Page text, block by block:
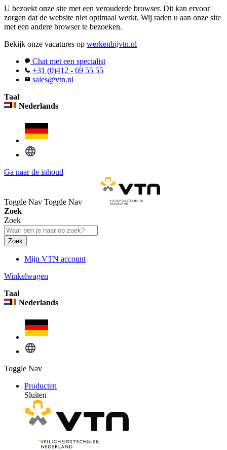
U bezoekt onze site met een verouderde browser. Dit kan ervoor
zorgen dat de website niet optimaal werkt. Wij raden u aan onze site
met een andere browser te bezoeken.
Bekijk onze vacatures op werkenbijvtn.nl
Chat met een specialist
+31 (0)412 - 69 55 55
sales@vtn.nl
Taal
Nederlands
Ga naar de inhoud
Toggle Nav Toggle Nav
Zoek
Zoek
Zoek
Mijn VTN account
Winkelwagen
Taal
Nederlands
Toggle Nav
Producten
Sluiten